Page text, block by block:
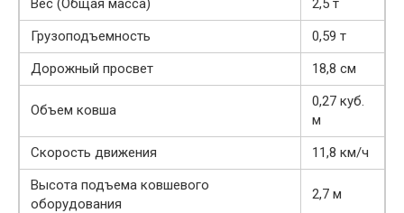
Вес (Общая масса)
2,5 т
Грузоподъемность
0,59 т
Дорожный просвет
18,8 см
Объем ковша
0,27 куб.
м
Скорость движения
11,8 км/ч
Высота подъема ковшевого
оборудования
2,7 м